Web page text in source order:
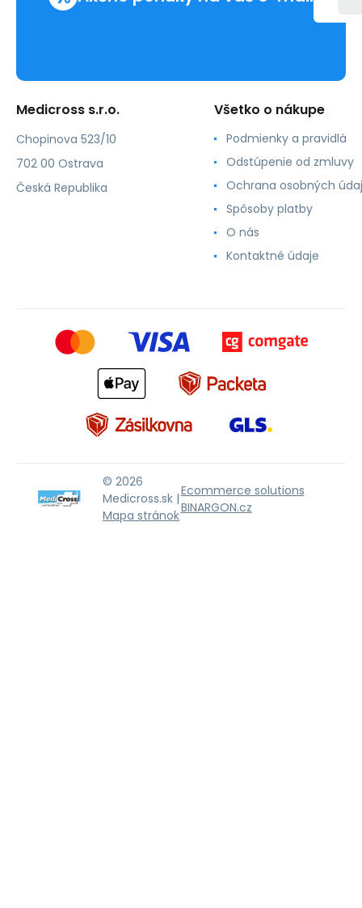
Medicross s.r.o.
Chopinova 523/10
702 00 Ostrava
Česká Republika
Všetko o nákupe
Podmienky a pravidlá
Odstúpenie od zmluvy
Ochrana osobných
Spôsoby platby
O nás
Kontaktné údaje
© 2026
Medicross.sk |
Mapa stránok
Ecommerce solutions
BINARGON.cz